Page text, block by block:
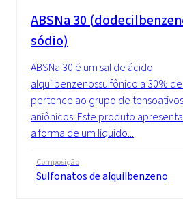
ABSNa 30
sódio)
ABSNa 30 é um sal de ácido
alquilbenzenossulfônico a 30%
pertence ao grupo de tensoativos
aniônicos. Este produto
a forma de um líquido...
Composição
Sulfonatos de alquilbenzeno